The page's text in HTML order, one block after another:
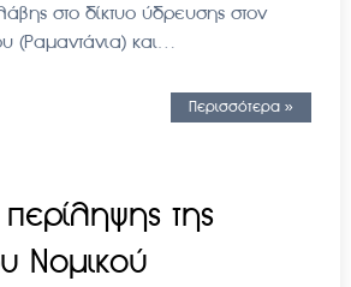
στο δίκτυο ύδρευσης στον
(Ραμαντάνια) και…
Περισσότερα »
της
Νομικού